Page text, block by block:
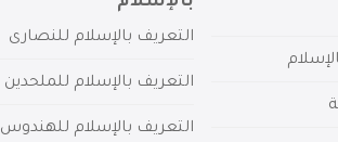
التعريف بالإسلام للنصارى
التعريف بالإسلام للملحدين
التعريف بالإسلام للهندوس